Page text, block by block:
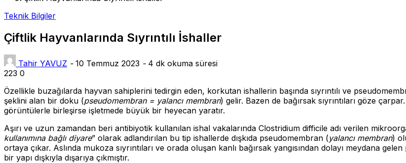
Teknik Bilgiler
Çiftlik Hayvanlarında Sıyrıntılı İshaller
Tahir YAVUZ - 10 Temmuz 2023 -4 dk okuma süresi
223 0
Özellikle buzağılarda hayvan sahiplerini tedirgin eden, korkutan ishallerin başında sıyrıntılı ve
şeklini alan bir doku (pseudomembran = yalancı membran) gelir. Bazen de bağırsak sıyrıntıları göze
görüntülerle birleşirse işletmede büyük bir heyecan yaratır.
Aşırı ve uzun zamandan beri antibiyotik kullanılan ishal vakalarında Clostridium difficile adı verilen
kullanımına bağlı diyare” olarak adlandırılan bu tip ishallerde dışkıda pseudomembran (yalancı membran)
ortaya çıkar. Aslında mukoza sıyrıntıları ve orada oluşan kanlı bağırsak yangısından dolayı meydana
bir yapı dışkıyla dışarıya çıkmıştır.